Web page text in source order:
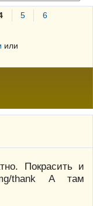
5
6
или
Покрасить и
А там